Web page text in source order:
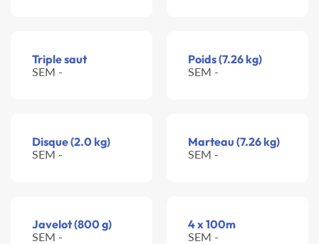
Triple saut
SEM -
Poids (7.26 kg)
SEM -
Disque (2.0 kg)
SEM -
Marteau (7.26 kg)
SEM -
Javelot (800 g)
SEM -
4 x 100m
SEM -